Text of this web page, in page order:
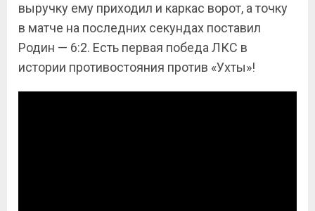
выручку ему приходил и каркас ворот, а точку
в матче на последних секундах поставил
Родин — 6:2. Есть первая победа ЛКС в
истории противостояния против «Ухты»!